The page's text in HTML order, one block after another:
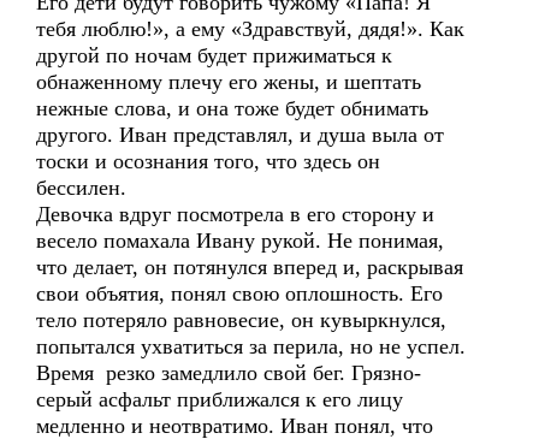
тебя люблю!», а ему «Здравствуй, дядя!». Как
другой по ночам будет прижиматься к
обнаженному плечу его жены, и шептать
нежные слова, и она тоже будет обнимать
другого. Иван представлял, и душа выла от
тоски и осознания того, что здесь он
бессилен.
Девочка вдруг посмотрела в его сторону и
весело помахала Ивану рукой. Не понимая,
что делает, он потянулся вперед и, раскрывая
свои объятия, понял свою оплошность. Его
тело потеряло равновесие, он кувыркнулся,
попытался ухватиться за перила, но не успел.
Время резко замедлило свой бег. Грязно-
серый асфальт приближался к его лицу
медленно и неотвратимо. Иван понял, что